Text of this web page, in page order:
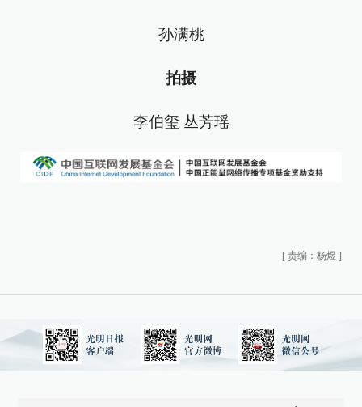
孙满桃
拍摄
李伯玺 丛芳瑶
[ 责编：杨煜 ]